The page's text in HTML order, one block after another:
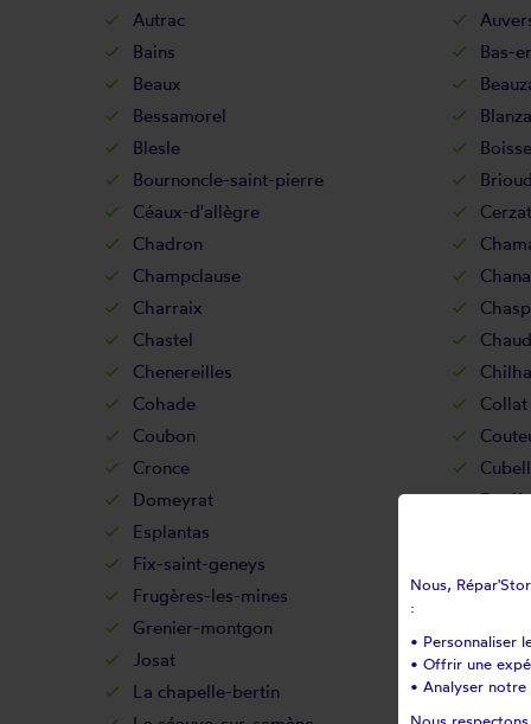
Autrac
Bains
Bas-
Beaux
Bessamorel
Blesle
Bournoncle-saint-pierre
Céaux-d'allègre
Cerzat
Chadron
Champclause
Charraix
Chastel
Chenereilles
Cohade
Collat
Coubon
Cronce
Domeyrat
Esplantas
Fay-
Fix-saint-geneys
Frugères-les-mines
Grenier-montgon
Josat
La chapelle-bertin
La
Nous,
:
• Personnaliser
• Offrir une
• Analyser notre